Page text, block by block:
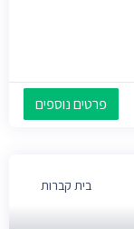
פרטים נוספים
בית קברות